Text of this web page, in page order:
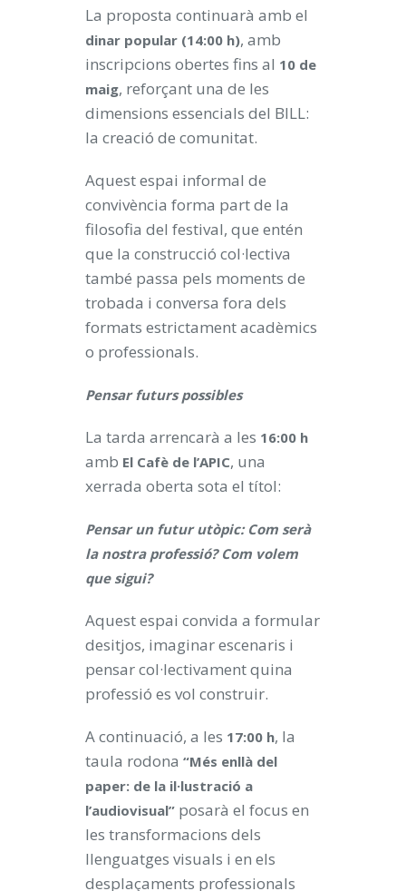
La proposta continuarà amb el
dinar popular (14:00 h), amb
inscripcions obertes fins al 10 de
maig, reforçant una de les
dimensions essencials del BILL:
la creació de comunitat.
Aquest espai informal de
convivència forma part de la
filosofia del festival, que entén
que la construcció col·lectiva
també passa pels moments de
trobada i conversa fora dels
formats estrictament acadèmics
o professionals.
Pensar futurs possibles
La tarda arrencarà a les 16:00 h
amb El Cafè de l’APIC, una
xerrada oberta sota el títol:
Pensar un futur utòpic: Com serà
la nostra professió? Com volem
que sigui?
Aquest espai convida a formular
desitjos, imaginar escenaris i
pensar col·lectivament quina
professió es vol construir.
A continuació, a les 17:00 h, la
taula rodona “Més enllà del
paper: de la il·lustració a
l’audiovisual” posarà el focus en
les transformacions dels
llenguatges visuals i en els
desplaçaments professionals